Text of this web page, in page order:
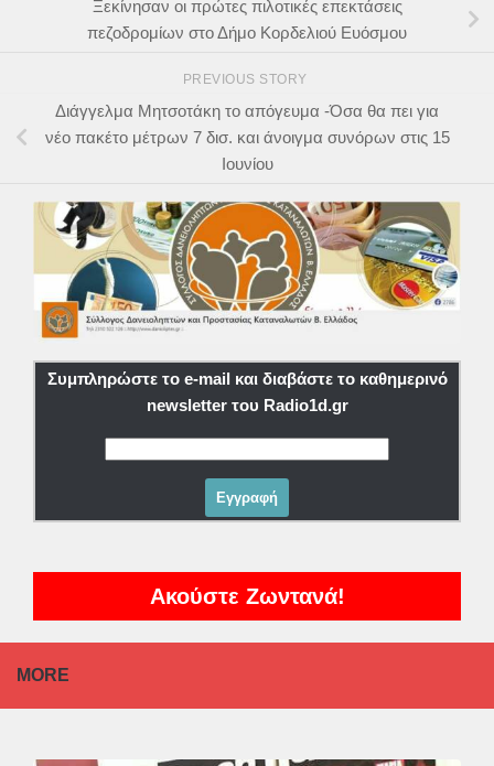
Ξεκίνησαν οι πρώτες πιλοτικές επεκτάσεις
πεζοδρομίων στο Δήμο Κορδελιού Ευόσμου
PREVIOUS STORY
Διάγγελμα Μητσοτάκη το απόγευμα -Όσα θα πει για
νέο πακέτο μέτρων 7 δισ. και άνοιγμα συνόρων στις 15
Ιουνίου
Συμπληρώστε το e-mail και διαβάστε το καθημερινό
newsletter του Radio1d.gr
Ακούστε Ζωντανά!
MORE